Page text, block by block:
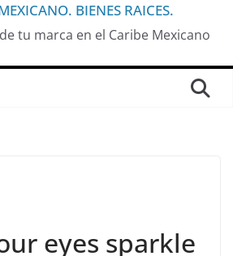
BIENES RAICES.
tu marca en el Caribe Mexicano
eyes sparkle